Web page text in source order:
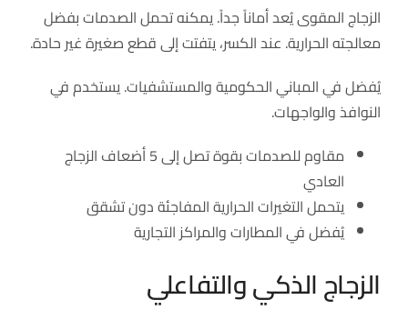
الزجاج المقوى يُعد أماناً جداً. يمكنه تحمل الصدمات بفضل
معالجته الحرارية. عند الكسر، يتفتت إلى قطع صغيرة غير حادة.
يُفضل في المباني الحكومية والمستشفيات. يستخدم في
النوافذ والواجهات.
مقاوم للصدمات بقوة تصل إلى 5 أضعاف الزجاج
العادي
يتحمل التغيرات الحرارية المفاجئة دون تشقق
يُفضل في المطارات والمراكز التجارية
الزجاج الذكي والتفاعلي